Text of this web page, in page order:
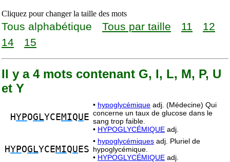
Cliquez pour changer la taille des mots
Tous alphabétique Tous par taille 11
12
14
15
Il y a 4 mots contenant G, I, L, M, P, U
et Y
HYPOGLYCEMIQU E
• hypoglycémique adj. (Médecine) Qui
concerne un taux de glucose dans le
sang trop faible.
• HYPOGLYCÉMIQUE adj.
HYPOGLYCEMIQU ES
• hypoglycémiques adj. Pluriel de
hypoglycémique.
• HYPOGLYCÉMIQUE adj.